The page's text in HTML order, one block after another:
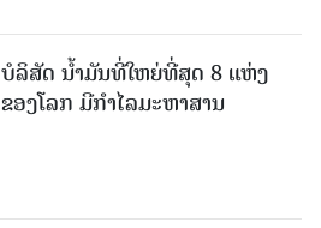
ບໍລິສັດ ນ້ຳມັນທີ່ໃຫຍ່ທີ່ສຸດ 8 ແຫ່ງ
ຂອງໂລກ ມີກຳໄລມະຫາສານ